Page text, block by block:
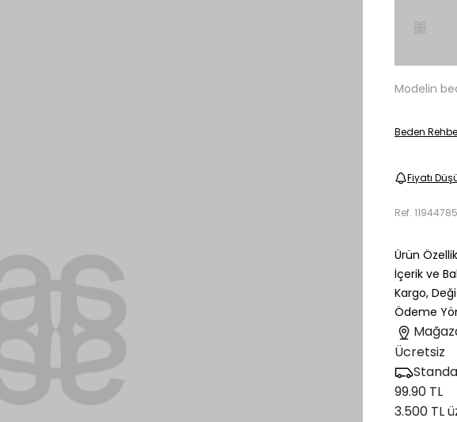
Modelin
Beden
Fiyatı
Ref.
Ürün
İçerik ve
Kargo,
Ödeme
Ücretsiz
99.90 TL
3.500 TL